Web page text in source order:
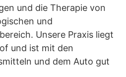
und die Therapie von
und
Unsere Praxis liegt
und ist mit den
und dem Auto gut